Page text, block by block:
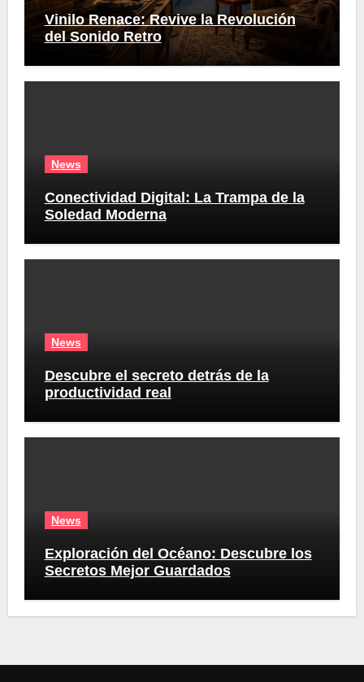
Vinilo Renace: Revive la Revolución
del Sonido Retro
News
Conectividad Digital: La Trampa de la
Soledad Moderna
News
Descubre el secreto detrás de la
productividad real
News
Exploración del Océano: Descubre los
Secretos Mejor Guardados